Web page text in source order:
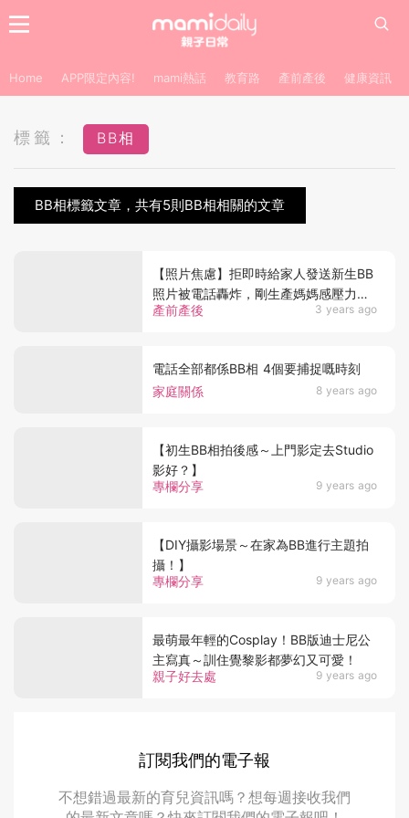
Home APP限定內容! mami熱話 教育路 產前產後 健康資訊
標籤： BB相
BB相標籤文章，共有5則BB相相關的文章
產前產後 3 years ago
【照片焦慮】拒即時給家人發送新生BB
照片被電話轟炸，剛生產媽媽感壓力：
是我不講道理？
家庭關係 8 years ago
電話全部都係BB相 4個要捕捉嘅時刻
專欄分享 9 years ago
【初生BB相拍後感～上門影定去Studio
影好？】
專欄分享 9 years ago
【DIY攝影場景～在家為BB進行主題拍
攝！】
親子好去處 9 years ago
最萌最年輕的Cosplay！BB版迪士尼公
主寫真～訓住覺黎影都夢幻又可愛！
訂閱我們的電子報
不想錯過最新的育兒資訊嗎？想每週接收我們